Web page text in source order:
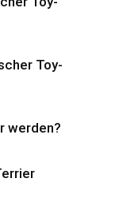
Toy-
werden?